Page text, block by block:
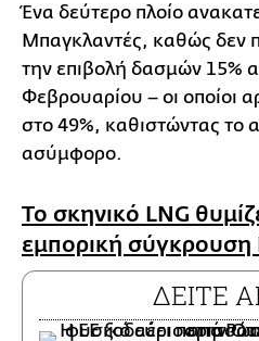
Ένα δεύτερο πλοίο
Μπαγκλαντές, καθώς δεν
την επιβολή δασμών 15%
Φεβρουαρίου – οι οποίοι
στο 49%, καθιστώντας το
ασύμφορο.
Το σκηνικό LNG
εμπορική σύγκρουση
ΔΕΙΤΕ